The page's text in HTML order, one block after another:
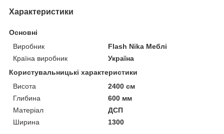
Характеристики
Основні
Виробник
Flash Nika Меблі
Країна виробник
Україна
Користувальницькі характеристики
Висота
2400 см
Глибина
600 мм
Матеріал
ДСП
Ширина
1300